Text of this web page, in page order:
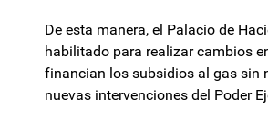
De esta manera, el Palacio de
habilitado para realizar cambios
financian los subsidios al gas sin
nuevas intervenciones del Poder